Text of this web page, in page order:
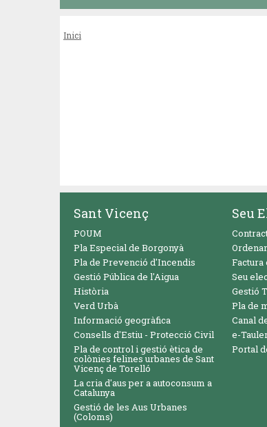
Inici
Sant Vicenç
POUM
Pla Especial de Borgonyà
Pla de Prevenció d'Incendis
Gestió Pública de l'Aigua
Història
Verd Urbà
Informació geogràfica
Consells d'Estiu - Protecció Civil
Pla de control i gestió ètica de
colònies felines urbanes de Sant
Vicenç de Torelló
La cria d'aus per a autoconsum a
Catalunya
Gestió de les Aus Urbanes
(Coloms)
Seu
Seu
Gestió
Pla de
Canal
e-
Portal